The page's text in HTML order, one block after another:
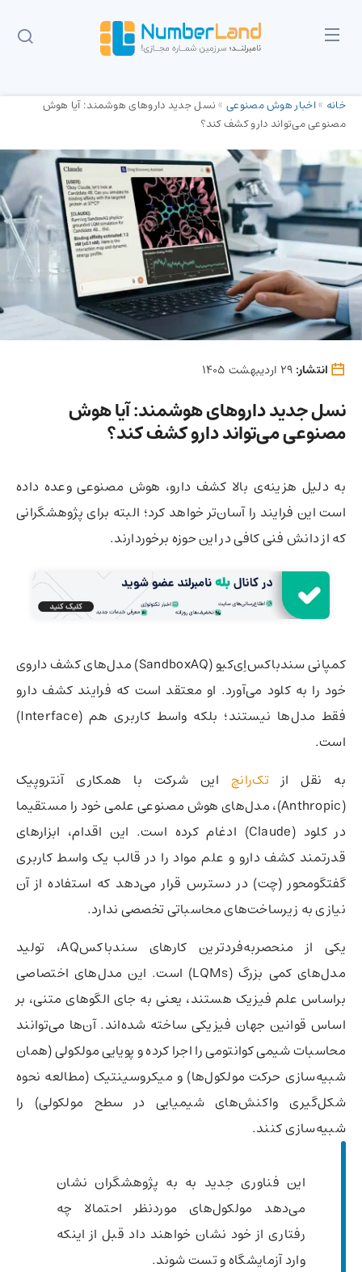
خانه »اخبار هوش مصنوعی»نسل جدید داروهای هوشمند: آیا هوش
مصنوعی می‌تواند دارو کشف کند؟
انتشار:
نسل جدید داروهای هوشمند: آیا هوش
مصنوعی می‌تواند دارو کشف کند؟
به دلیل هزینه‌‌ی بالا کشف دارو، هوش مصنوعی وعده داده
است این فرایند را آسان‌تر خواهد کرد؛ البته برای پژوهشگرانی
که از دانش فنی کافی در این حوزه برخوردارند.
کمپانی سندباکس‌اِی‌کیو (SandboxAQ) مدل‌های کشف داروی
خود را به کلود می‌آورد. او معتقد است که فرایند کشف دارو
فقط مدل‌ها نیستند؛ بلکه واسط کاربری هم (Interface)
است.
به نقل از تک‌رانچاین شرکت با همکاری آنتروپیک
(Anthropic)، مدل‌های هوش مصنوعی علمی خود را مستقیما
در کلود (Claude) ادغام کرده است. این اقدام، ابزارهای
قدرتمند کشف دارو و علم مواد را در قالب یک واسط کاربری
گفتگو‌محور (چت) در دسترس قرار می‌دهد که استفاده از آن
نیازی به زیرساخت‌های محاسباتی تخصصی ندارد.
یکی از منحصربه‌فردترین کارهای سندباکس‌AQ، تولید
مدل‌های کمی بزرگ (LQMs) است. این مدل‌های اختصاصی
براساس علم فیزیک هستند، یعنی به جای الگوهای متنی، بر
اساس قوانین جهان فیزیکی ساخته شده‌اند. آن‌ها می‌توانند
محاسبات شیمی کوانتومی را اجرا کرده و پویایی مولکولی (همان
شبیه‌سازی حرکت مولکول‌ها) و میکروسینتیک (مطالعه نحوه
شکل‌گیری واکنش‌های شیمیایی در سطح مولکولی) را
شبیه‌سازی کنند.
این فناوری جدید به به پژوهشگران نشان
می‌دهد مولکول‌های موردنظر احتمالا چه
رفتاری از خود نشان خواهند داد قبل از اینکه
وارد آزمایشگاه و تست شوند.